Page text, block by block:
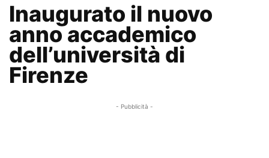
Inaugurato il nuovo
anno accademico
dell’università di
Firenze
- Pubblicità -